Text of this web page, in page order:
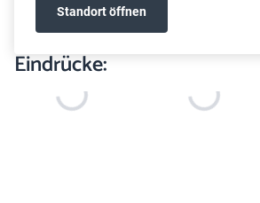
Standort öffnen
Eindrücke: